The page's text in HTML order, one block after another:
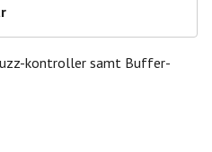
kontroller samt Buffer-